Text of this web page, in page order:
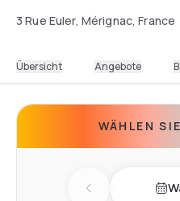
3 Rue Euler, Mérignac, France
Übersicht Angebote
WÄHLEN
Previous day